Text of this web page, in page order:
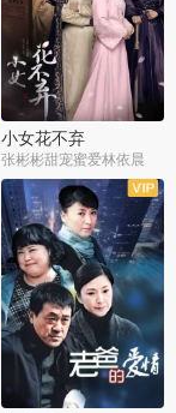
小女花不弃
张彬彬甜宠蜜爱林依晨
全32集